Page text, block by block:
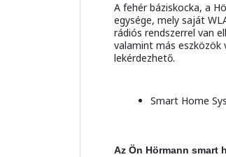
A fehér báziskocka, a
egysége, mely saját
rádiós rendszerrel van
valamint más eszközök
lekérdezhető.
Smart Home
Az Ön Hörmann smart